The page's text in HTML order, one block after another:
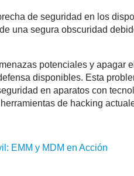
de seguridad en los
una segura obscuridad
potenciales y apagar
disponibles. Esta
en aparatos con
de hacking
EMM y MDM en Acción